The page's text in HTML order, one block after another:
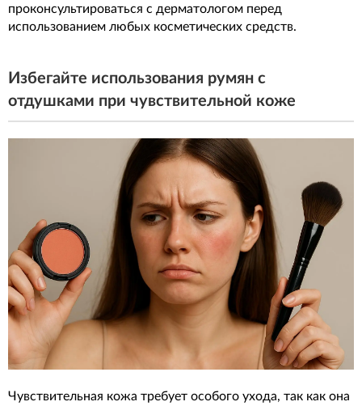
проконсультироваться с дерматологом перед
использованием любых косметических средств.
Избегайте использования румян с
отдушками при чувствительной коже
Чувствительная кожа требует особого ухода, так как она